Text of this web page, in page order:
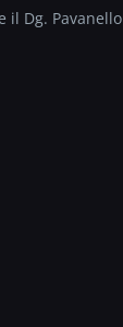
il Dg. Pavanello